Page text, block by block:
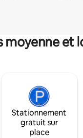
moyenne et
Stationnement
gratuit sur
place